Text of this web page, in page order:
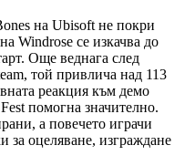
на Ubisoft не покри
Windrose се изкачва до
Още веднага след
той привлича над 113
реакция към демо
помогна значително.
а повечето играчи
за оцеляване, изграждане